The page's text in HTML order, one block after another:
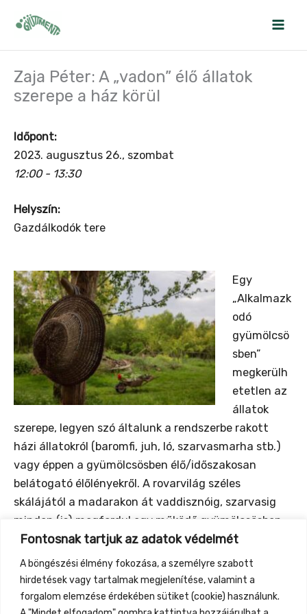
Fontosnak tartjuk az adatok védelmét
A böngészési élmény fokozása, a személyre szabott
hirdetések vagy tartalmak megjelenítése, valamint a
forgalom elemzése érdekében sütiket (cookie) használunk.
Zaja Péter: A „vadon” élő állatok
szerepe a ház körül
Időpont:
2023. augusztus 26., szombat
12:00 - 13:30
Helyszín:
Gazdálkodók tere
Egy
„Alkalmazk
odó
gyümölcsö
sben”
megkerülh
etetlen az
állatok
szerepe, legyen szó általunk a rendszerbe rakott
házi állatokról (baromfi, juh, ló, szarvasmarha stb.)
vagy éppen a gyümölcsösben élő/időszakosan
belátogató élőlényekről. A rovarvilág széles
skálájától a madarakon át vaddisznóig, szarvasig
minden (is) megfordul egy működő gyümölcsösben.
Hasznok és károk dilemmája. Hogyan avatkozzunk
be? Miként segíthetjük a segítő élőlények bevonzást,
működését és milyen szelíd módszerekkel tarthatjuk
távol a kevéssé kívánt állatokat?